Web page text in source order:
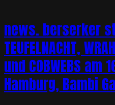
news. berserker
TEUFELNACHT,
und COBWEBS am
Hamburg, Bambi